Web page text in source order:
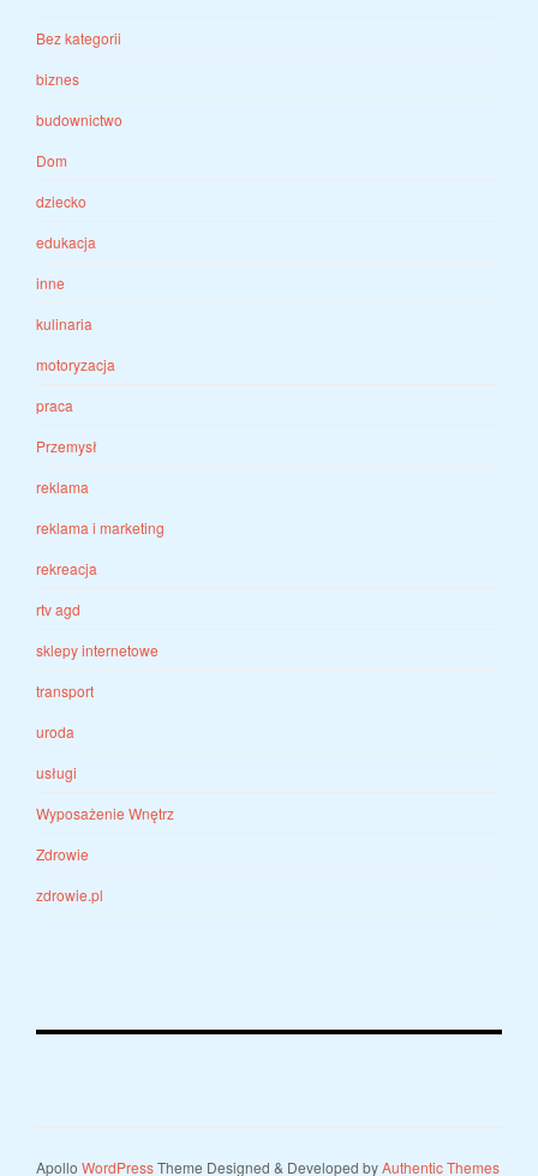
Bez kategorii
biznes
budownictwo
Dom
dziecko
edukacja
inne
kulinaria
motoryzacja
praca
Przemysł
reklama
reklama i marketing
rekreacja
rtv agd
sklepy internetowe
transport
uroda
usługi
Wyposażenie Wnętrz
Zdrowie
zdrowie.pl
Apollo WordPressTheme Designed & Developed byAuthentic Themes